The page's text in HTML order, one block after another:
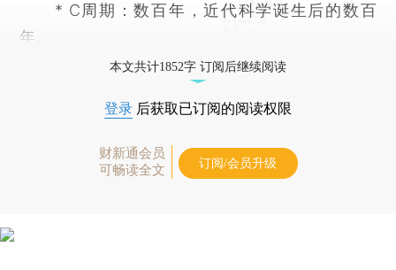
* C周期：数百年，近代科学诞生后的数百
年。
本文共计1852字 订阅后继续阅读
登录 后获取已订阅的阅读权限
财新通会员
可畅读全文
订阅/会员升级